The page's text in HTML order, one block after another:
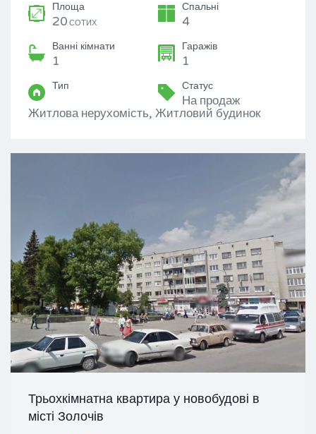
Площа
20 СОТИХ
Спальні
4
Ванні кімнати
1
Гаражів
1
Тип
Житлова нерухомість, Житловий будинок
Статус
На продаж
Трьохкімнатна квартира у новобудові в
місті Золочів